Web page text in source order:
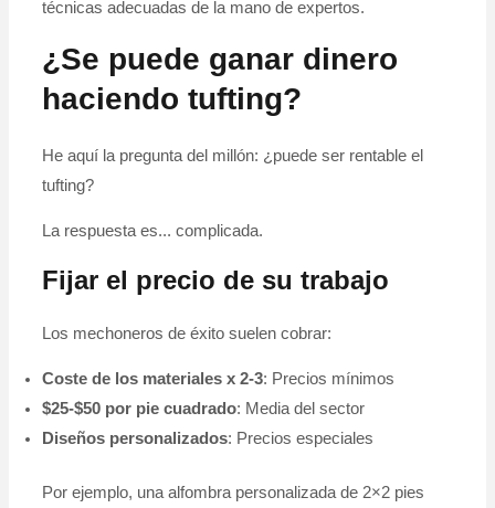
técnicas adecuadas de la mano de expertos.
¿Se puede ganar dinero
haciendo tufting?
He aquí la pregunta del millón: ¿puede ser rentable el
tufting?
La respuesta es... complicada.
Fijar el precio de su trabajo
Los mechoneros de éxito suelen cobrar:
Coste de los materiales x 2-3: Precios mínimos
$25-$50 por pie cuadrado: Media del sector
Diseños personalizados: Precios especiales
Por ejemplo, una alfombra personalizada de 2×2 pies